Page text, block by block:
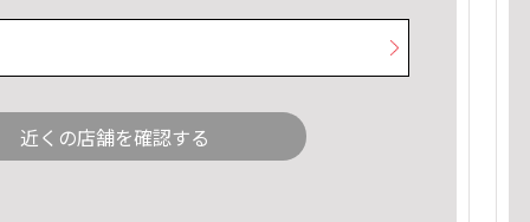
近くの店舗を確認する